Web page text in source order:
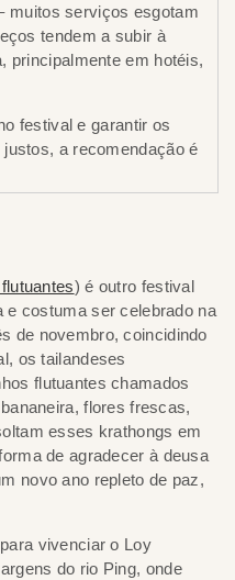
muitos serviços esgotam
tendem a subir à
principalmente em hotéis,
festival e garantir os
a recomendação é
) é outro festival
e costuma ser celebrado na
de novembro, coincidindo
os tailandeses
flutuantes chamados
flores frescas,
esses krathongs em
de agradecer à deusa
novo ano repleto de paz,
vivenciar o Loy
do rio Ping, onde